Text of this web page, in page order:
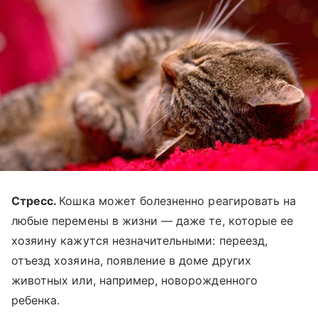
Стресс. Кошка может болезненно реагировать на
любые перемены в жизни — даже те, которые ее
хозяину кажутся незначительными: переезд,
отъезд хозяина, появление в доме других
животных или, например, новорожденного
ребенка.